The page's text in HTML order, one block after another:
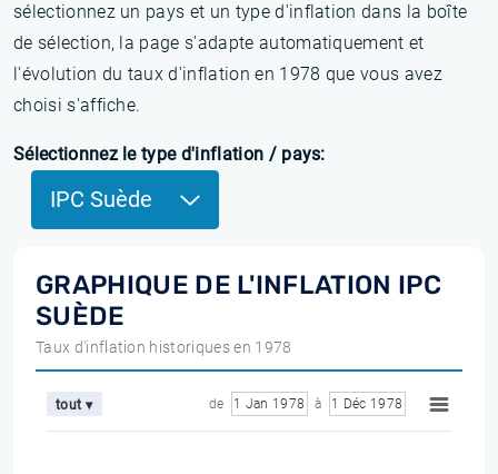
sélectionnez un pays et un type d'inflation dans la boîte
de sélection, la page s'adapte automatiquement et
l'évolution du taux d'inflation en 1978 que vous avez
choisi s'affiche.
Sélectionnez le type d'inflation / pays:
IPC Suède
GRAPHIQUE DE L'INFLATION IPC
SUÈDE
Taux d'inflation historiques en 1978
tout ▾ de 1 Jan 1978 à 1 Déc 1978